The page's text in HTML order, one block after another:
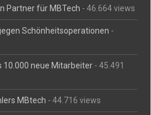
Partner für MBTech - 46.664 views
Schönheitsoperationen -
10.000 neue Mitarbeiter - 45.491
MBtech - 44.716 views